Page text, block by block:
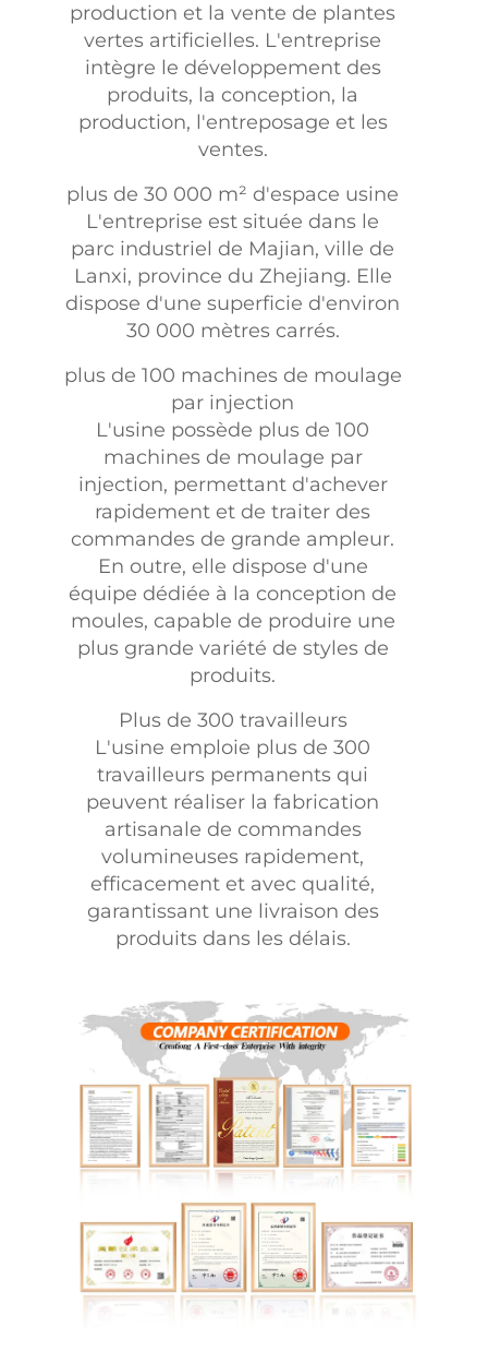
production et la vente de plantes
vertes artificielles. L'entreprise
intègre le développement des
produits, la conception, la
production, l'entreposage et les
ventes.
plus de 30 000 m² d'espace usine
L'entreprise est située dans le
parc industriel de Majian, ville de
Lanxi, province du Zhejiang. Elle
dispose d'une superficie d'environ
30 000 mètres carrés.
plus de 100 machines de moulage
par injection
L'usine possède plus de 100
machines de moulage par
injection, permettant d'achever
rapidement et de traiter des
commandes de grande ampleur.
En outre, elle dispose d'une
équipe dédiée à la conception de
moules, capable de produire une
plus grande variété de styles de
produits.
Plus de 300 travailleurs
L'usine emploie plus de 300
travailleurs permanents qui
peuvent réaliser la fabrication
artisanale de commandes
volumineuses rapidement,
efficacement et avec qualité,
garantissant une livraison des
produits dans les délais.